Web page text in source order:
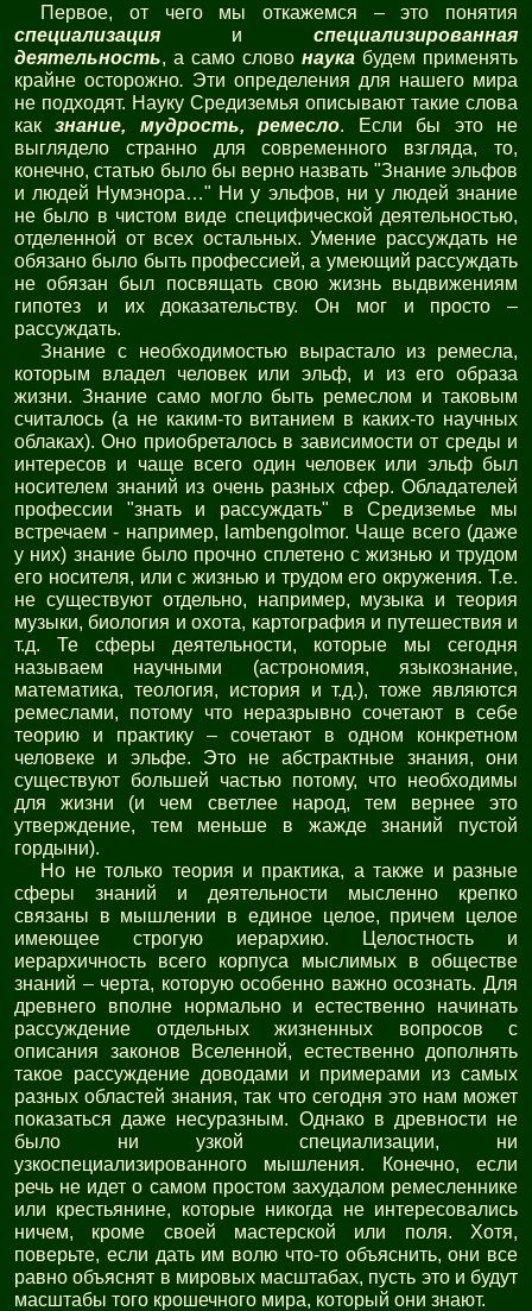
Первое, от чего мы откажемся – это понятия
специализация и специализированная
деятельность, а само слово наука будем применять
крайне осторожно. Эти определения для нашего мира
не подходят. Науку Средиземья описывают такие слова
какзнание, мудрость, ремесло. Если бы это не
выглядело странно для современного взгляда, то,
конечно, статью было бы верно назвать "Знание эльфов
и людей Нумэнора…" Ни у эльфов, ни у людей знание
не было в чистом виде специфической деятельностью,
отделенной от всех остальных. Умение рассуждать не
обязано было быть профессией, а умеющий рассуждать
не обязан был посвящать свою жизнь выдвижениям
гипотез и их доказательству. Он мог и просто –
рассуждать.
Знание с необходимостью вырастало из ремесла,
которым владел человек или эльф, и из его образа
жизни. Знание само могло быть ремеслом и таковым
считалось (а не каким-то витанием в каких-то научных
облаках). Оно приобреталось в зависимости от среды и
интересов и чаще всего один человек или эльф был
носителем знаний из очень разных сфер. Обладателей
профессии "знать и рассуждать" в Средиземье мы
встречаем - например, lambengolmor. Чаще всего (даже
у них) знание было прочно сплетено с жизнью и трудом
его носителя, или с жизнью и трудом его окружения. Т.е.
не существуют отдельно, например, музыка и теория
музыки, биология и охота, картография и путешествия и
т.д. Те сферы деятельности, которые мы сегодня
называем научными (астрономия, языкознание,
математика, теология, история и т.д.), тоже являются
ремеслами, потому что неразрывно сочетают в себе
теорию и практику – сочетают в одном конкретном
человеке и эльфе. Это не абстрактные знания, они
существуют большей частью потому, что необходимы
для жизни (и чем светлее народ, тем вернее это
утверждение, тем меньше в жажде знаний пустой
гордыни).
Но не только теория и практика, а также и разные
сферы знаний и деятельности мысленно крепко
связаны в мышлении в единое целое, причем целое
имеющее строгую иерархию. Целостность и
иерархичность всего корпуса мыслимых в обществе
знаний – черта, которую особенно важно осознать. Для
древнего вполне нормально и естественно начинать
рассуждение отдельных жизненных вопросов с
описания законов Вселенной, естественно дополнять
такое рассуждение доводами и примерами из самых
разных областей знания, так что сегодня это нам может
показаться даже несуразным. Однако в древности не
было ни узкой специализации, ни
узкоспециализированного мышления. Конечно, если
речь не идет о самом простом захудалом ремесленнике
или крестьянине, которые никогда не интересовались
ничем, кроме своей мастерской или поля. Хотя,
поверьте, если дать им волю что-то объяснить, они все
равно объяснят в мировых масштабах, пусть это и будут
масштабы того крошечного мира, который они знают.